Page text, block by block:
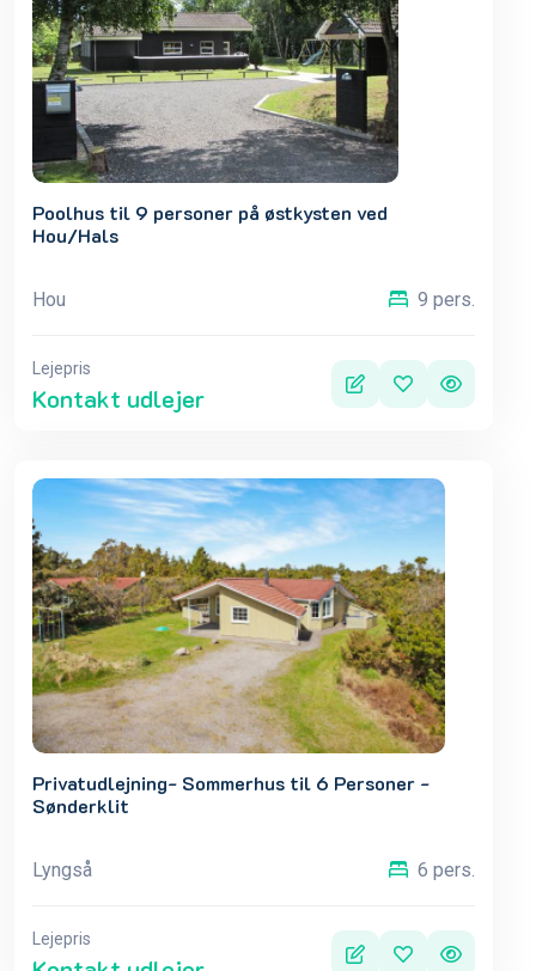
Poolhus til 9 personer på østkysten ved
Hou/Hals
Hou 9 pers.
Lejepris
Kontakt udlejer
Privatudlejning- Sommerhus til 6 Personer -
Sønderklit
Lyngså 6 pers.
Lejepris